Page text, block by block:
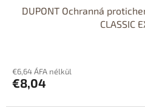
DUPONT Ochranná
CLASSIC
€6,64 ÁFA nélkül
€8,04